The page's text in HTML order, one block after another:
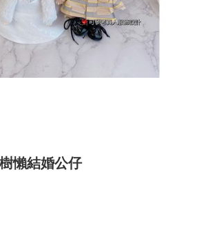
懶結婚公仔